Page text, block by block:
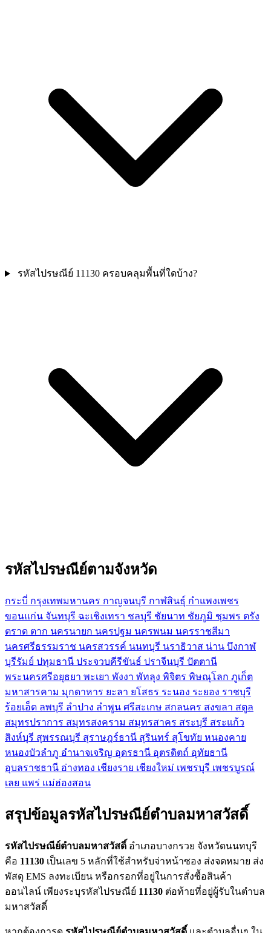
รหัสไปรษณีย์ 11130 ครอบคลุมพื้นที่ใดบ้าง?
รหัสไปรษณีย์ตามจังหวัด
กระบี่ กรุงเทพมหานคร กาญจนบุรี กาฬสินธุ์ กำแพงเพชร
ขอนแก่น จันทบุรี ฉะเชิงเทรา ชลบุรี ชัยนาท ชัยภูมิ ชุมพร ตรัง
ตราด ตาก นครนายก นครปฐม นครพนม นครราชสีมา
นครศรีธรรมราช นครสวรรค์ นนทบุรี นราธิวาส น่าน บึงกาฬ
บุรีรัมย์ ปทุมธานี ประจวบคีรีขันธ์ ปราจีนบุรี ปัตตานี
พระนครศรีอยุธยา พะเยา พังงา พัทลุง พิจิตร พิษณุโลก ภูเก็ต
มหาสารคาม มุกดาหาร ยะลา ยโสธร ระนอง ระยอง ราชบุรี
ร้อยเอ็ด ลพบุรี ลำปาง ลำพูน ศรีสะเกษ สกลนคร สงขลา สตูล
สมุทรปราการ สมุทรสงคราม สมุทรสาคร สระบุรี สระแก้ว
สิงห์บุรี สุพรรณบุรี สุราษฎร์ธานี สุรินทร์ สุโขทัย หนองคาย
หนองบัวลำภู อำนาจเจริญ อุดรธานี อุตรดิตถ์ อุทัยธานี
อุบลราชธานี อ่างทอง เชียงราย เชียงใหม่ เพชรบุรี เพชรบูรณ์
เลย แพร่ แม่ฮ่องสอน
สรุปข้อมูลรหัสไปรษณีย์ตำบลมหาสวัสดิ์
รหัสไปรษณีย์ตำบลมหาสวัสดิ์ อำเภอบางกรวย จังหวัดนนทบุรี
คือ 11130 เป็นเลข 5 หลักที่ใช้สำหรับจ่าหน้าซอง ส่งจดหมาย ส่ง
พัสดุ EMS ลงทะเบียน หรือกรอกที่อยู่ในการสั่งซื้อสินค้า
ออนไลน์ เพียงระบุรหัสไปรษณีย์ 11130 ต่อท้ายที่อยู่ผู้รับในตำบล
มหาสวัสดิ์